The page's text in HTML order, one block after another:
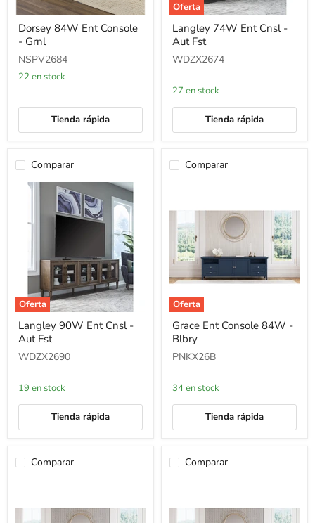
Dorsey
84W
Ent
Console
Grnl
Dorsey 84W Ent Console
- Grnl
NSPV2684
22 en stock
Tienda rápida
Oferta
Langley
74W
Ent
Cnsl
Fst
Langley 74W Ent Cnsl -
Aut Fst
WDZX2674
27 en stock
Tienda rápida
Comparar
Oferta
Langley
90W
Ent
Cnsl
Fst
Langley 90W Ent Cnsl -
Aut Fst
WDZX2690
19 en stock
Tienda rápida
Comparar
Oferta
Grace
Ent
Console
84W
Grace Ent Console 84W -
Blbry
PNKX26B
34 en stock
Tienda rápida
Comparar Comparar